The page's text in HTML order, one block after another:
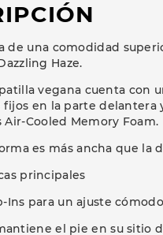
una comodidad
Haze.
vegana cuenta con
en la parte delantera
Cooled Memory Foam.
es más ancha que la
principales
Ins para un ajuste
el pie en su sitio